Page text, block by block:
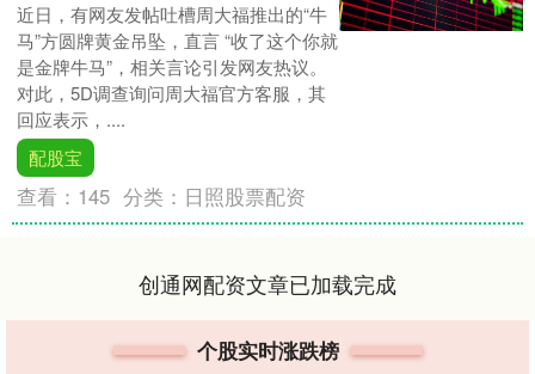
近日，有网友发帖吐槽周大福推出的“牛
马”方圆牌黄金吊坠，直言 “收了这个你就
是金牌牛马”，相关言论引发网友热议。
对此，5D调查询问周大福官方客服，其
回应表示，....
配股宝
查看： 145 分类： 日照股票配资
创通网配资文章已加载完成
个股实时涨跌榜